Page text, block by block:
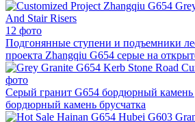
12 фото
Подгонянные ступени и подъемники
проекта Zhangqiu G654 серые на
фото
Серый гранит G654 бордюрный
бордюрный камень брусчатка